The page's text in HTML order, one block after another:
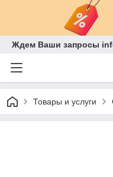
Ждем Ваши запросы
Товары и услуги